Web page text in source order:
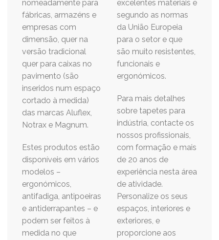
nomeadamente para
fábricas, armazéns e
empresas com
dimensão, quer na
versão tradicional
quer para caixas no
pavimento (são
inseridos num espaço
cortado à medida)
das marcas Aluflex,
Notrax e Magnum.
Estes produtos estão
disponíveis em vários
modelos –
ergonómicos,
antifadiga, antipoeiras
e antiderrapantes – e
podem ser feitos à
medida no que
excelentes materiais e
segundo as normas
da União Europeia
para o setor e que
são muito resistentes,
funcionais e
ergonómicos.
Para mais detalhes
sobre tapetes para
indústria, contacte os
nossos profissionais,
com formação e mais
de 20 anos de
experiência nesta área
de atividade.
Personalize os seus
espaços, interiores e
exteriores, e
proporcione aos